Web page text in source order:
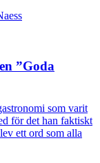
”Goda
som varit
för det han faktiskt
ett ord som alla